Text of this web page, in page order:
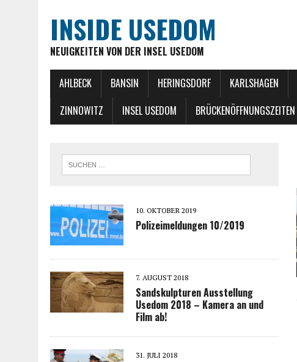
INSIDE USEDOM
NEUIGKEITEN VON DER INSEL USEDOM
AHLBECK BANSIN HERINGSDORF KARLSHAGEN
ZINNOWITZ
INSEL USEDOM BRÜCKENÖFFNUNGSZEITEN
10. OKTOBER 2019
Polizeimeldungen 10/2019
7. AUGUST 2018
Sandskulpturen Ausstellung
Usedom 2018 – Kamera an und
Film ab!
31. JULI 2018